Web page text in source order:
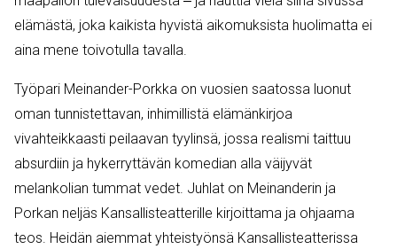
elämästä, joka kaikista hyvistä aikomuksista huolimatta ei
aina mene toivotulla tavalla.
Työpari Meinander-Porkka on vuosien saatossa luonut
oman tunnistettavan, inhimillistä elämänkirjoa
vivahteikkaasti peilaavan tyylinsä, jossa realismi taittuu
absurdiin ja hykerryttävän komedian alla väijyvät
melankolian tummat vedet. Juhlat on Meinanderin ja
Porkan neljäs Kansallisteatterille kirjoittama ja ohjaama
teos. Heidän aiemmat yhteistyönsä Kansallisteatterissa